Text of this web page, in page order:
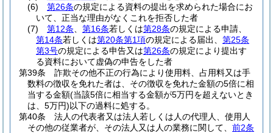
(6)
第26条の規定による資料の提出を求められた場合にお
いて、正当な理由がなくこれを拒否した者
(7)
第12条 第16条若しくは第28条の規定による申請、
第14条若しくは第20条第1項の規定による届出、 第25条
第3号の規定による申告又は第26条の規定により提出す
る資料において虚偽の申告をした者
第39条
詐欺その他不正の行為により使用料、占用料又は手
数料の徴収を免れた者は、その徴収を免れた金額の5倍に相
当する金額(当該5倍に相当する金額が5万円を超えないとき
は、5万円)以下の過料に処する。
第40条
法人の代表者又は法人若しくは人の代理人、使用人
その他の従業者が、その法人又は人の業務に関して、 前2条